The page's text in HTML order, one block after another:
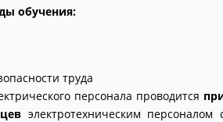
обучения:
труда
персонала проводится
электротехническим персоналом